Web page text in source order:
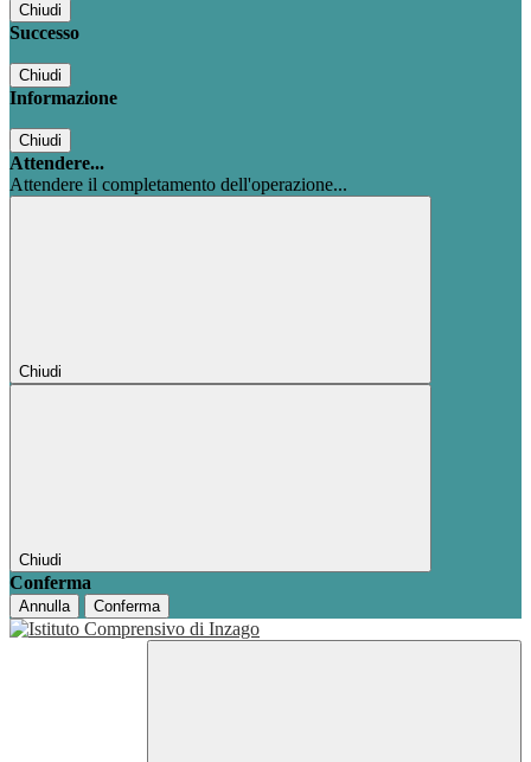
Chiudi
Successo
Chiudi
Informazione
Chiudi
Attendere...
Attendere il completamento dell'operazione...
Chiudi
Chiudi
Conferma
Annulla Conferma